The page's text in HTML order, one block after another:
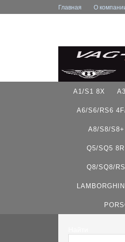
Главная О
A1/S1 8X
A6/S6/RS6
A8/S8/
Q5/SQ5 8R
Q8/SQ8/